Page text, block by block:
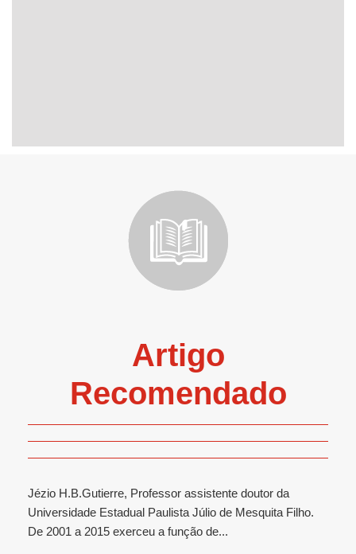
Artigo
Recomendado
Jézio H.B.Gutierre, Professor assistente doutor da
Universidade Estadual Paulista Júlio de Mesquita Filho.
De 2001 a 2015 exerceu a função de...